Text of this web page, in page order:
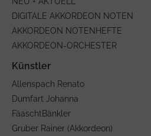
DIGITALE AKKORDEON NOTEN
AKKORDEON NOTENHEFTE
AKKORDEON-ORCHESTER
Allenspach Renato
Dumfart Johanna
FäaschtBänkler
Gruber Rainer (Akkordeon)